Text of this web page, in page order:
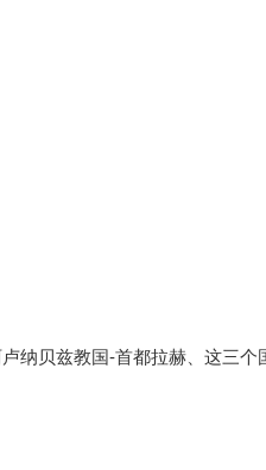
纳贝兹教国-首都拉赫、这三个